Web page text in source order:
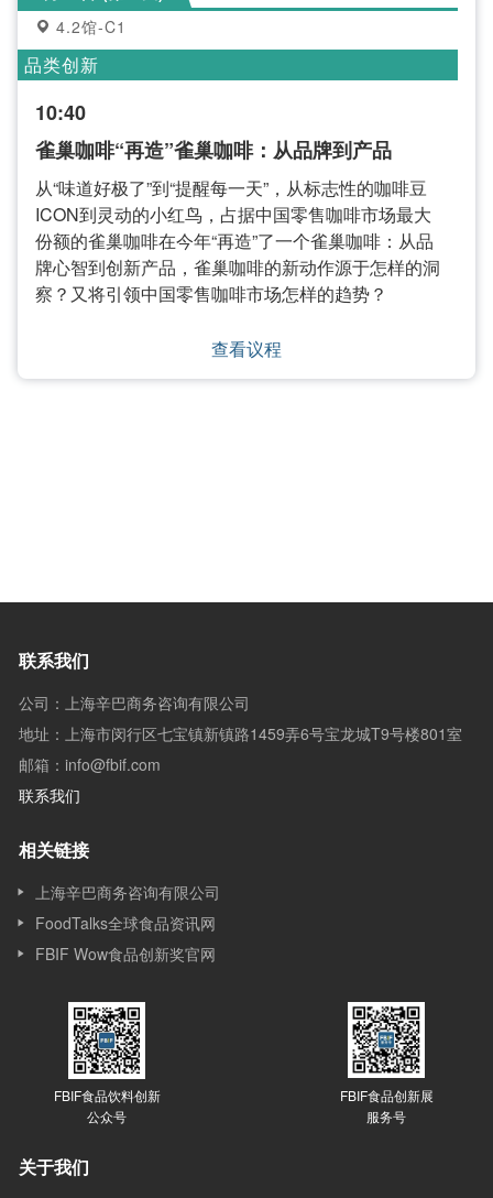
4.2馆-C1
品类创新
10:40
雀巢咖啡“再造”雀巢咖啡：从品牌到产品
从“味道好极了”到“提醒每一天”，从标志性的咖啡豆
ICON到灵动的小红鸟，占据中国零售咖啡市场最大
份额的雀巢咖啡在今年“再造”了一个雀巢咖啡：从品
牌心智到创新产品，雀巢咖啡的新动作源于怎样的洞
察？又将引领中国零售咖啡市场怎样的趋势？
查看议程
联系我们
公司：上海辛巴商务咨询有限公司
地址：上海市闵行区七宝镇新镇路1459弄6号宝龙城T9号楼801室
邮箱：info@fbif.com
联系我们
相关链接
上海辛巴商务咨询有限公司
FoodTalks全球食品资讯网
FBIF Wow食品创新奖官网
FBIF食品饮料创新
公众号
FBIF食品创新展
服务号
关于我们